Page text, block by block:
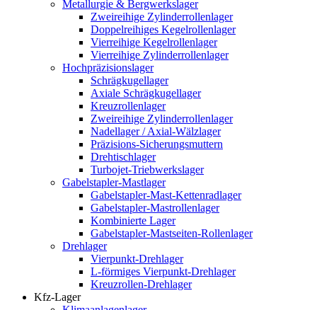
Metallurgie & Bergwerkslager
Zweireihige Zylinderrollenlager
Doppelreihiges Kegelrollenlager
Vierreihige Kegelrollenlager
Vierreihige Zylinderrollenlager
Hochpräzisionslager
Schrägkugellager
Axiale Schrägkugellager
Kreuzrollenlager
Zweireihige Zylinderrollenlager
Nadellager / Axial-Wälzlager
Präzisions-Sicherungsmuttern
Drehtischlager
Turbojet-Triebwerkslager
Gabelstapler-Mastlager
Gabelstapler-Mast-Kettenradlager
Gabelstapler-Mastrollenlager
Kombinierte Lager
Gabelstapler-Mastseiten-Rollenlager
Drehlager
Vierpunkt-Drehlager
L-förmiges Vierpunkt-Drehlager
Kreuzrollen-Drehlager
Kfz-Lager